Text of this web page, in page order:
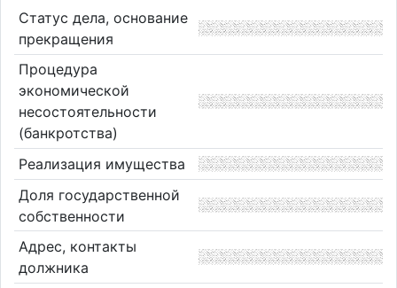
Статус дела, основание
прекращения
Процедура
экономической
несостоятельности
(банкротства)
Реализация имущества
Доля государственной
собственности
Адрес, контакты
должника